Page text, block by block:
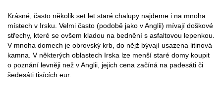
Krásné, často několik set let staré chalupy najdeme i na mnoha
místech v Irsku. Velmi často (podobě jako v Anglii) mívají doškové
střechy, které se ovšem kladou na bednění s asfaltovou lepenkou.
V mnoha domech je obrovský krb, do nějž bývají usazena litinová
kamna. V některých oblastech Irska lze menší staré domy koupit
o poznání levněji než v Anglii, jejich cena začíná na padesáti či
šedesáti tisících eur.